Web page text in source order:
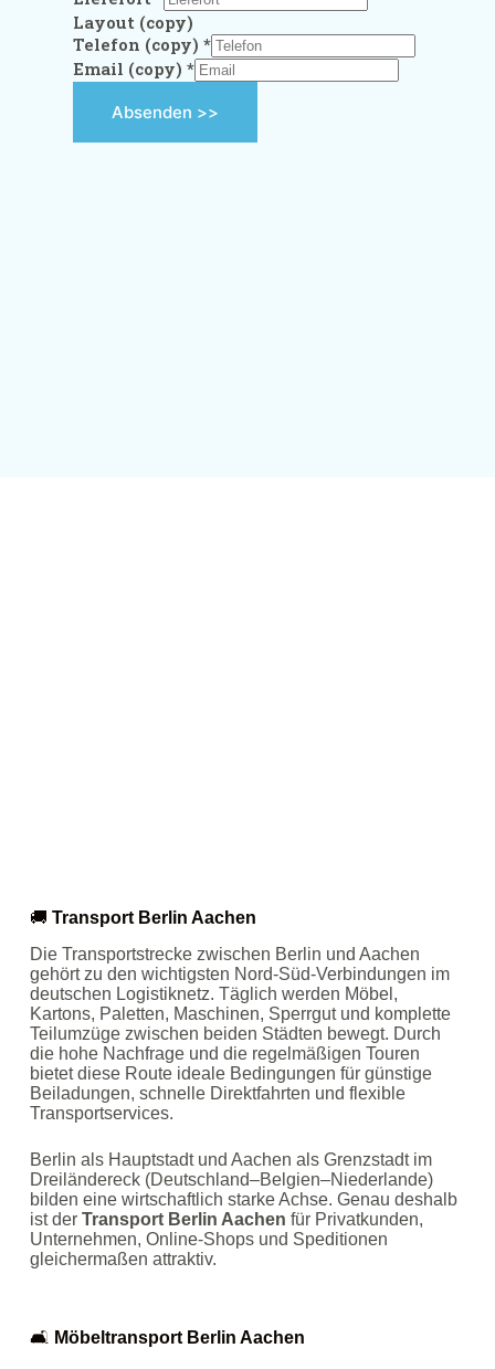
Layout (copy)
Telefon (copy) *
Email (copy) *
Absenden >>
🚚 Transport Berlin Aachen
Die Transportstrecke zwischen Berlin und Aachen
gehört zu den wichtigsten Nord‑Süd‑Verbindungen im
deutschen Logistiknetz. Täglich werden Möbel,
Kartons, Paletten, Maschinen, Sperrgut und komplette
Teilumzüge zwischen beiden Städten bewegt. Durch
die hohe Nachfrage und die regelmäßigen Touren
bietet diese Route ideale Bedingungen für günstige
Beiladungen, schnelle Direktfahrten und flexible
Transportservices.
Berlin als Hauptstadt und Aachen als Grenzstadt im
Dreiländereck (Deutschland–Belgien–Niederlande)
bilden eine wirtschaftlich starke Achse. Genau deshalb
ist der Transport Berlin Aachen für Privatkunden,
Unternehmen, Online‑Shops und Speditionen
gleichermaßen attraktiv.
🛋️ Möbeltransport Berlin Aachen